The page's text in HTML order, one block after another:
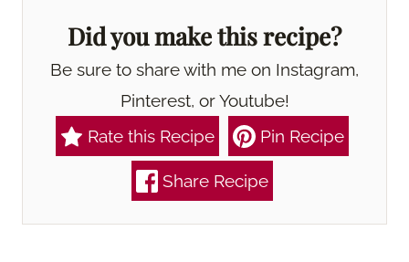
Did you make this recipe?
Be sure to share with me on Instagram,
Pinterest, or Youtube!
Rate this Recipe
Pin Recipe
Share Recipe